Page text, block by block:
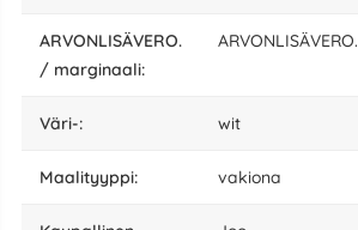
ARVONLISÄVERO.
/ marginaali:
ARVONLISÄVERO.
väri-: wit
maalityyppi: vakiona